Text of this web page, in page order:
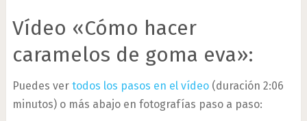
Vídeo «Cómo hacer
caramelos de goma eva»:
Puedes ver todos los pasos en el vídeo(duración 2:06
minutos) o más abajo en fotografías paso a paso: